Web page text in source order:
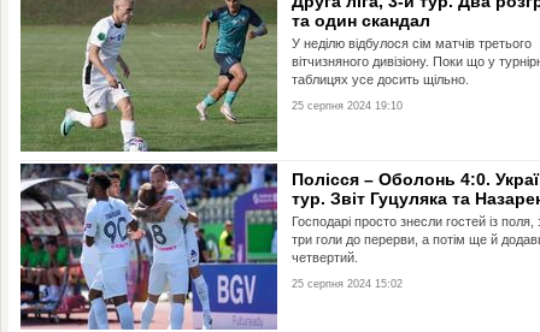
та один скандал
У неділю відбулося сім матчів третього
вітчизняного дивізіону. Поки що у
таблицях усе досить щільно.
25 серпня 2024 19:10
Полісся – Оболонь 4:0.
тур. Звіт Гуцуляка та
Господарі просто знесли гостей із
три голи до перерви, а потім ще й
четвертий.
25 серпня 2024 15:02